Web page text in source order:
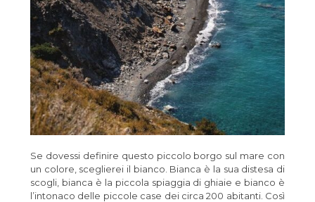
Se dovessi definire questo piccolo borgo sul mare con
un colore, sceglierei il bianco. Bianca è la sua distesa di
scogli, bianca è la piccola spiaggia di ghiaie e bianco è
l’intonaco delle piccole case dei circa 200 abitanti. Così